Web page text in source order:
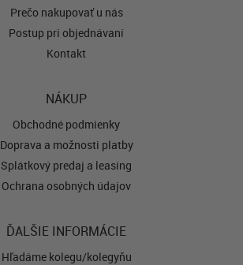
Prečo nakupovať u nás
Postup pri objednávaní
Kontakt
NÁKUP
Obchodné podmienky
Doprava a možnosti platby
Splátkový predaj a leasing
Ochrana osobných údajov
ĎALŠIE INFORMÁCIE
Hľadáme kolegu/kolegyňu